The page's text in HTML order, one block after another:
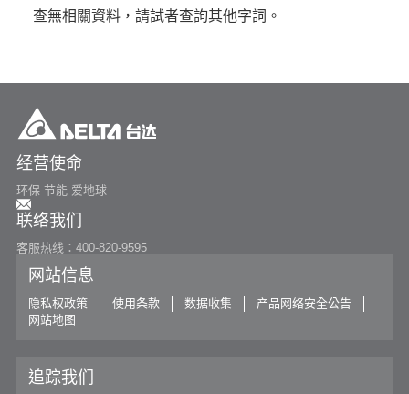
or
查無相關資料，請試者查詢其他字詞。
经营使命
环保 节能 爱地球
联络我们
客服热线：400-820-9595
网站信息
隐私权政策 使用条款 数据收集
产品网络安全公告
网站地图
追踪我们